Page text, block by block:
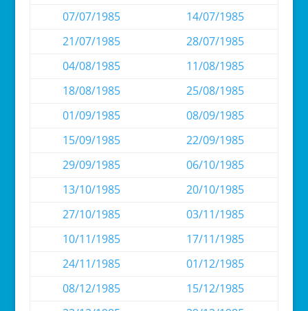
07/07/1985
14/07/1985
21/07/1985
28/07/1985
04/08/1985
11/08/1985
18/08/1985
25/08/1985
01/09/1985
08/09/1985
15/09/1985
22/09/1985
29/09/1985
06/10/1985
13/10/1985
20/10/1985
27/10/1985
03/11/1985
10/11/1985
17/11/1985
24/11/1985
01/12/1985
08/12/1985
15/12/1985